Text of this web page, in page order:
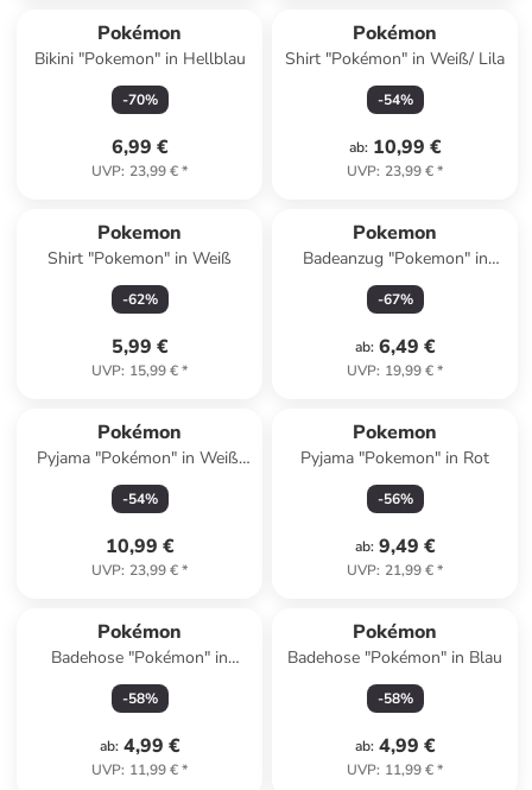
Pokémon
Bikini "Pokemon" in Hellblau
-70%
6,99 €
UVP: 23,99 €*
Pokémon
Shirt "Pokémon" in Weiß/ Lila
-54%
ab: 10,99 €
UVP: 23,99 €*
Pokemon
Shirt "Pokemon" in Weiß
-62%
5,99 €
UVP: 15,99 €*
Pokemon
Badeanzug "Pokemon" in
Pink/ Blau/ Gelb
-67%
ab: 6,49 €
UVP: 19,99 €*
Pokémon
Pyjama "Pokémon" in Weiß/
Gelb
-54%
10,99 €
UVP: 23,99 €*
Pokemon
Pyjama "Pokemon" in Rot
-56%
ab: 9,49 €
UVP: 21,99 €*
Pokémon
Badehose "Pokémon" in
Hellblau
-58%
ab: 4,99 €
UVP: 11,99 €*
Pokémon
Badehose "Pokémon" in Blau
-58%
ab: 4,99 €
UVP: 11,99 €*